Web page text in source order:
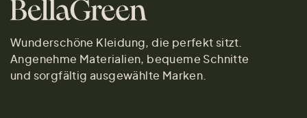
Wunderschöne Kleidung, die perfekt sitzt.
Angenehme Materialien, bequeme Schnitte
und sorgfältig ausgewählte Marken.